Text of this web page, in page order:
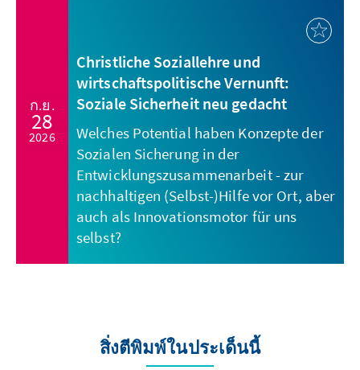
ก.ย.
28
2026
Christliche Soziallehre und
wirtschaftspolitische Vernunft:
Soziale Sicherheit neu gedacht
Welches Potential haben Konzepte der
Sozialen Sicherung in der
Entwicklungszusammenarbeit - zur
nachhaltigen (Selbst-)Hilfe vor Ort, aber
auch als Innovationsmotor für uns
selbst?
สิ่งตีพิมพ์ในประเด็นนี้